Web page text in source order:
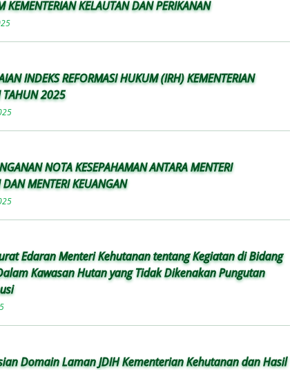
KEMENTERIAN KELAUTAN DAN PERIKANAN
INDEKS REFORMASI HUKUM (IRH) KEMENTERIAN
TAHUN 2025
NOTA KESEPAHAMAN ANTARA MENTERI
MENTERI KEUANGAN
Edaran Menteri Kehutanan tentang Kegiatan di Bidang
Kawasan Hutan yang Tidak Dikenakan Pungutan
Domain Laman JDIH Kementerian Kehutanan dan Hasil